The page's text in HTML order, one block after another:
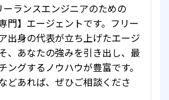
ランスエンジニアのための
門】エージェントです。フリー
出身の代表が立ち上げたエージ
、あなたの強みを引き出し、最
ングするノウハウが豊富です。
どあれば、ぜひご相談くださ